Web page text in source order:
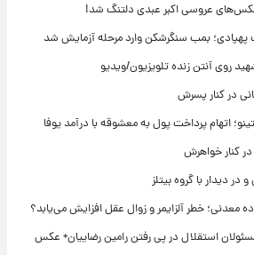
عروسی اکبر عبدی دلتنگ شد!
پهپادی؛ بمب سنگرشکن وارد مرحله آزمایش شد
روی آنتن زنده تلویزیون/ویدیو
در کنار پسرش
اتهام پرداخت پول به معشوقه با درآمد یوفا
کنار خواهرش
در دیدار با گروه بیتلز
معدنی؛ خطر آلزایمر و زوال عقل افزایش می‌یابد؟
مسئولان استقلال در پی رفتن رامین رضاییان+ عکس